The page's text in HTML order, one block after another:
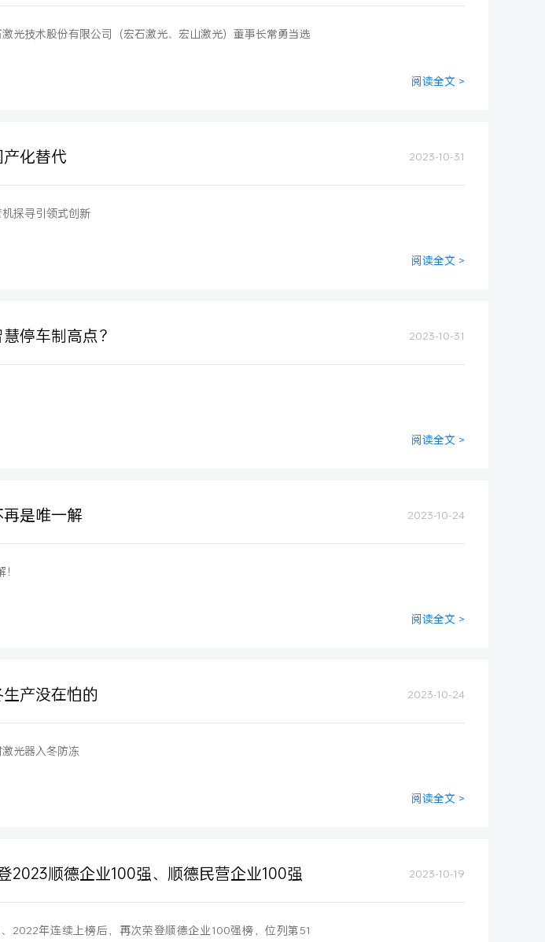
光技术股份有限公司（宏石激光、宏山激光）董事长常勇当选
阅读全文 >
化替代 2023-10-31
探寻引领式创新
阅读全文 >
停车制高点？ 2023-10-31
阅读全文 >
是唯一解 2023-10-24
阅读全文 >
产没在怕的 2023-10-24
光器入冬防冻
阅读全文 >
2023顺德企业100强、顺德民营企业100强 2023-10-19
2022年连续上榜后，再次荣登顺德企业100强榜，位列第51